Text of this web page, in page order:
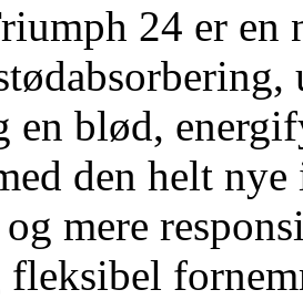
24 er en
en blød,
den helt
mere
fleksibel